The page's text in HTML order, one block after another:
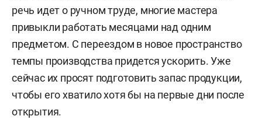
речь идет о ручном труде, многие мастера
привыкли работать месяцами над одним
предметом. С переездом в новое пространство
темпы производства придется ускорить. Уже
сейчас их просят подготовить запас продукции,
чтобы его хватило хотя бы на первые дни после
открытия.